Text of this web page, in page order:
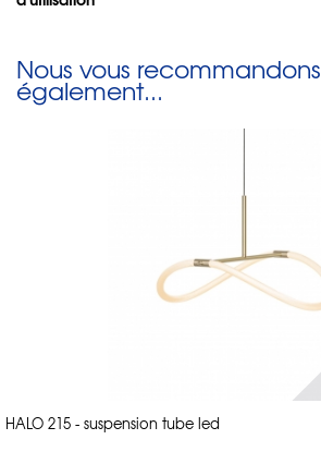
Nous vous recommandons
également...
HALO 215 - suspension tube led